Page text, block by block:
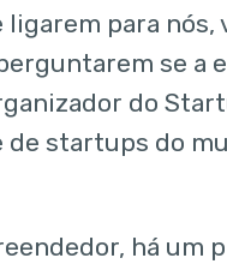
para nós,
se a
do
de startups do
há um